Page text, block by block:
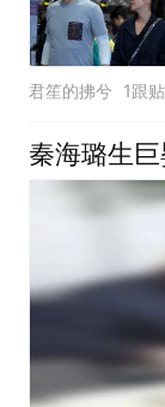
君笙的拂兮 1跟贴
秦海璐生